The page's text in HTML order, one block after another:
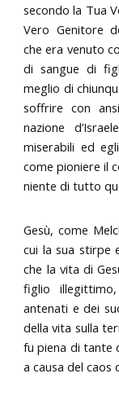
secondo la Tua
Vero Genitore
che era venuto
di sangue di
meglio di
soffrire con
nazione
miserabili ed
come pioniere il
niente di tutto
Gesù, come
cui la sua stirpe
che la vita di
figlio
antenati e dei
della vita sulla
fu piena di tante
a causa del caos